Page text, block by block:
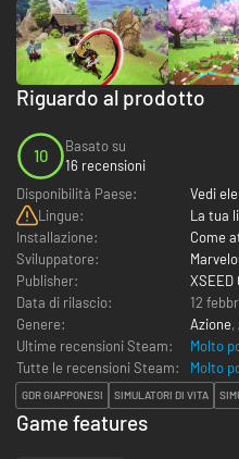
Riguardo al prodotto
10
Basato su
16 recensioni
Disponibilità Paese:
Vedi
Lingue:
La tua
Installazione:
Come
Sviluppatore:
Publisher:
XSEED
Data di rilascio:
12
Genere:
Azione,
Ultime recensioni Steam:
Molto
Tutte le recensioni Steam:
Molto
GDR GIAPPONESI SIMULATORI DI VITA
Game features